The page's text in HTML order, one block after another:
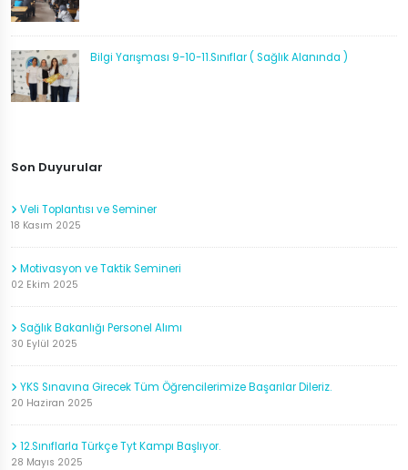
Bilgi Yarışması 9-10-11.Sınıflar ( Sağlık Alanında )
Son Duyurular
Veli Toplantısı ve Seminer
18 Kasım 2025
Motivasyon ve Taktik Semineri
02 Ekim 2025
Sağlık Bakanlığı Personel Alımı
30 Eylül 2025
YKS Sınavına Girecek Tüm Öğrencilerimize Başarılar Dileriz.
20 Haziran 2025
12.Sınıflarla Türkçe Tyt Kampı Başlıyor.
28 Mayıs 2025